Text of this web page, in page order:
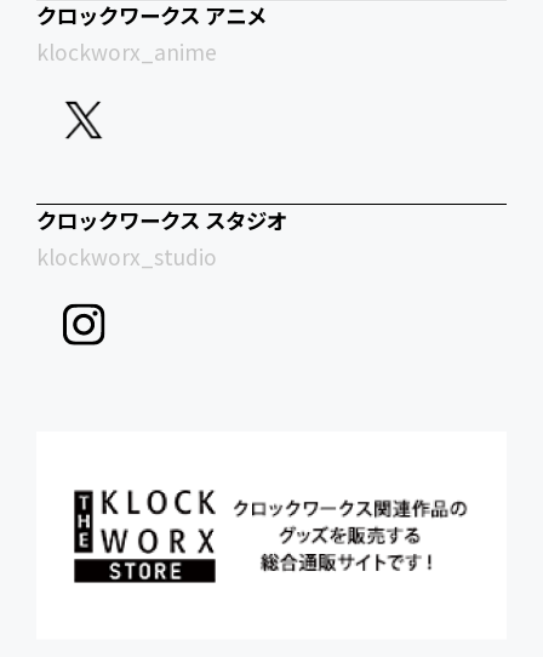
クロックワークス アニメ
klockworx_anime
クロックワークス スタジオ
klockworx_studio